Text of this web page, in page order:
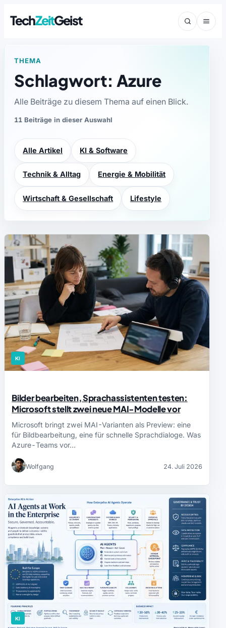
TechZeitGeist
THEMA
Schlagwort: Azure
Alle Beiträge zu diesem Thema auf einen Blick.
11 Beiträge in dieser Auswahl
Alle Artikel KI & Software
Technik & Alltag Energie & Mobilität
Wirtschaft & Gesellschaft Lifestyle
KI
Bilder bearbeiten, Sprachassistenten testen:
Microsoft stellt zwei neue MAI-Modelle vor
Microsoft bringt zwei MAI-Varianten als Preview: eine
für Bildbearbeitung, eine für schnelle Sprachdialoge. Was
Azure-Teams vor…
Wolfgang 24. Juli 2026
KI